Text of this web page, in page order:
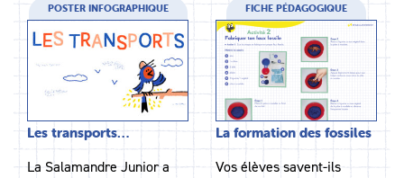
POSTER INFOGRAPHIQUE
Les transports…
La Salamandre Junior a
FICHE PÉDAGOGIQUE
La formation des fossiles
Vos élèves savent-ils